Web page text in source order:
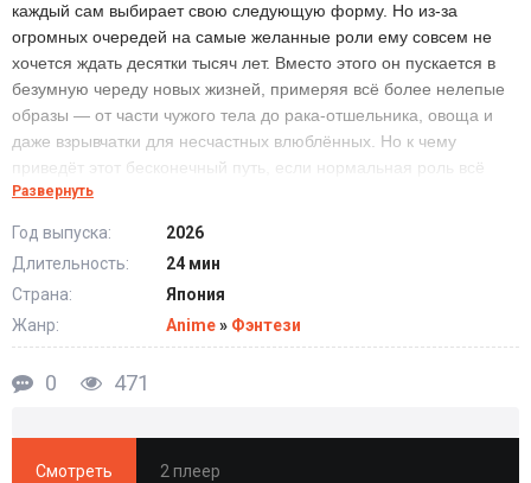
каждый сам выбирает свою следующую форму. Но из-за
огромных очередей на самые желанные роли ему совсем не
хочется ждать десятки тысяч лет. Вместо этого он пускается в
безумную череду новых жизней, примеряя всё более нелепые
образы — от части чужого тела до рака-отшельника, овоща и
даже взрывчатки для несчастных влюблённых. Но к чему
приведёт этот бесконечный путь, если нормальная роль всё
ещё недосягаема?
Развернуть
Год выпуска:
2026
Длительность:
24 мин
Страна:
Япония
Жанр:
Anime» Фэнтези
0 471
Смотреть 2 плеер